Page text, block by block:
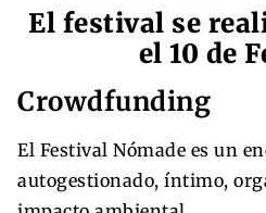
El festival se
el 10 de
Crowdfunding
El Festival Nómade es un
autogestionado, íntimo,